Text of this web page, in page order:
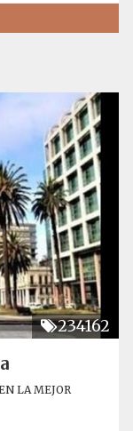
234162
LA MEJOR